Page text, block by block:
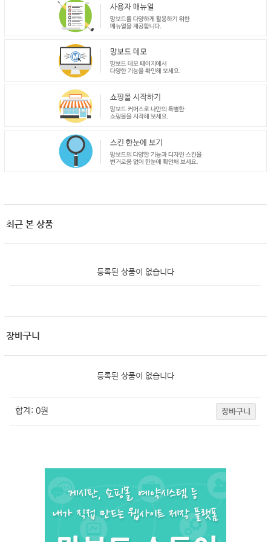
최근 본 상품
등록된 상품이 없습니다
장바구니
등록된 상품이 없습니다
합계: 0원 장바구니